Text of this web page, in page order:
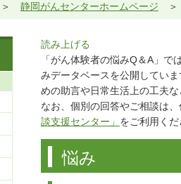
静岡がんセンターホームページ
読み上げる
「がん体験者の悩みQ＆A」
みデータベースを公開してい
めの助言や日常生活上の工夫
なお、個別の回答やご相談は
談支援センター」 をご利用くだ
悩み